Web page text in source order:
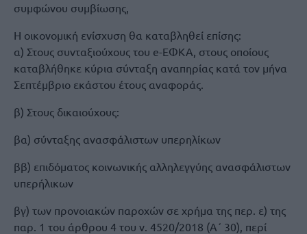
συμφώνου συμβίωσης,
Η οικονομική ενίσχυση θα καταβληθεί επίσης:
α) Στους συνταξιούχους του e-ΕΦΚΑ, στους οποίους
καταβλήθηκε κύρια σύνταξη αναπηρίας κατά τον μήνα
Σεπτέμβριο εκάστου έτους αναφοράς.
β) Στους δικαιούχους:
βα) σύνταξης ανασφάλιστων υπερηλίκων
ββ) επιδόματος κοινωνικής αλληλεγγύης ανασφάλιστων
υπερήλικων
βγ) των προνοιακών παροχών σε χρήμα της περ. ε) της
παρ. 1 του άρθρου 4 του ν. 4520/2018 (Α΄ 30), περί